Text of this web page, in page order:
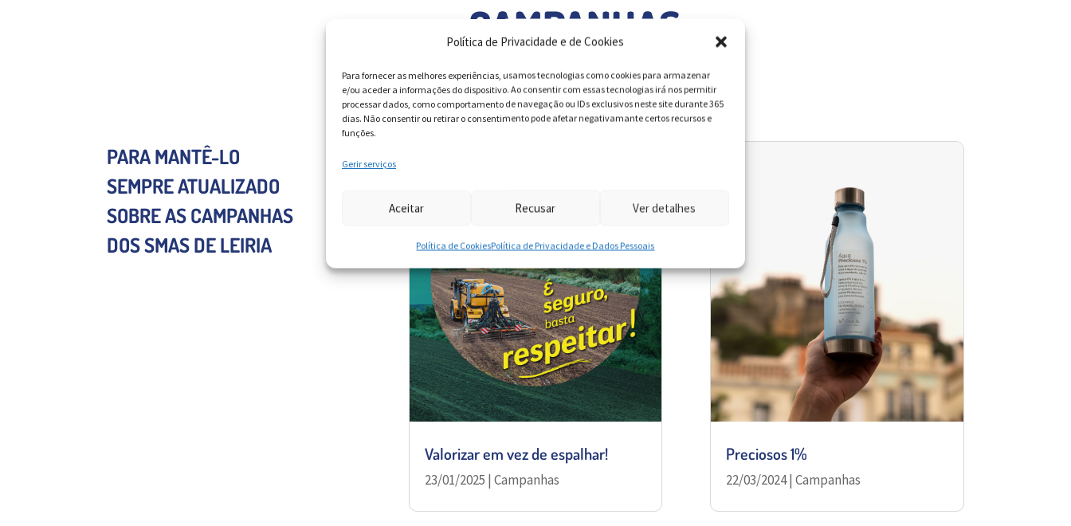
Política de Privacidade e de Cookies
Para fornecer as melhores experiências, usamos tecnologias como cookies para armazenar
e/ou aceder a informações do dispositivo. Ao consentir com essas tecnologias irá nos permitir
processar dados, como comportamento de navegação ou IDs exclusivos neste site durante 365
dias. Não consentir ou retirar o consentimento pode afetar negativamante certos recursos e
funções.
Gerir serviços
Aceitar Recusar Ver detalhes
Política de CookiesPolítica de Privacidade e Dados Pessoais
CAMPANHAS
PARA MANTÊ-LO
SEMPRE ATUALIZADO
SOBRE AS CAMPANHAS
DOS SMAS DE LEIRIA
Valorizar em vez de espalhar!
23/01/2025 | Campanhas
Preciosos 1%
22/03/2024| Campanhas